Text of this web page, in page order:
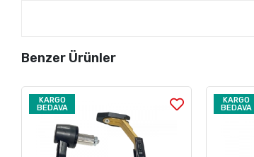
Benzer Ürünler
KARGO
BEDAVA
KARGO
BEDAVA